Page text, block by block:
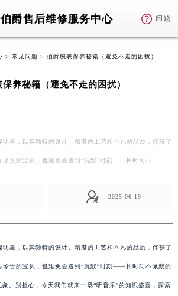
爵售后维修服务中心 问题
> 常见问题 > 伯爵腕表保养秘籍（避免不走的困扰）
养秘籍（避免不走的困扰）
星，以其独特的设计、精湛的工艺和不凡的品质，俘获了
珍贵的宝贝，也难免会遇到“沉默”时刻——长时间不…
2025-06-19
星，以其独特的设计、精湛的工艺和不凡的品质，俘获了
珍贵的宝贝，也难免会遇到“沉默”时刻——长时间不佩戴的
。别担心，今天我们就来一场“听音乐”的知识盛宴，探索